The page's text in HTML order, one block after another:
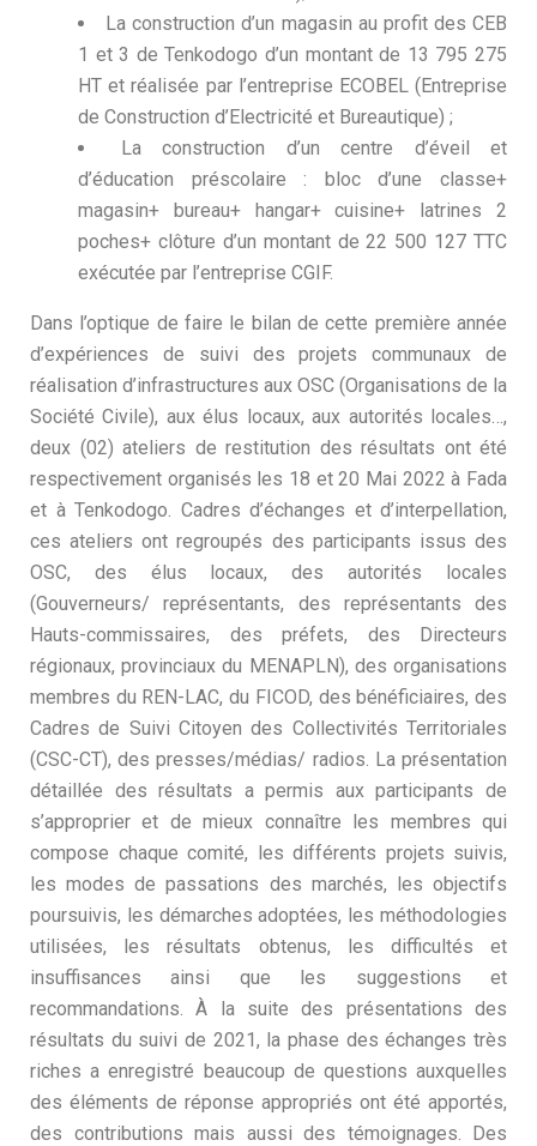
La construction d’un magasin au profit des CEB
1 et 3 de Tenkodogo d’un montant de 13 795 275
HT et réalisée par l’entreprise ECOBEL (Entreprise
de Construction d’Electricité et Bureautique) ;
La construction d’un centre d’éveil et
d’éducation préscolaire : bloc d’une classe+
magasin+ bureau+ hangar+ cuisine+ latrines 2
poches+ clôture d’un montant de 22 500 127 TTC
exécutée par l’entreprise CGIF.
Dans l’optique de faire le bilan de cette première année
d’expériences de suivi des projets communaux de
réalisation d’infrastructures aux OSC (Organisations de la
Société Civile), aux élus locaux, aux autorités locales…,
deux (02) ateliers de restitution des résultats ont été
respectivement organisés les 18 et 20 Mai 2022 à Fada
et à Tenkodogo. Cadres d’échanges et d’interpellation,
ces ateliers ont regroupés des participants issus des
OSC, des élus locaux, des autorités locales
(Gouverneurs/ représentants, des représentants des
Hauts-commissaires, des préfets, des Directeurs
régionaux, provinciaux du MENAPLN), des organisations
membres du REN-LAC, du FICOD, des bénéficiaires, des
Cadres de Suivi Citoyen des Collectivités Territoriales
(CSC-CT), des presses/médias/ radios. La présentation
détaillée des résultats a permis aux participants de
s’approprier et de mieux connaître les membres qui
compose chaque comité, les différents projets suivis,
les modes de passations des marchés, les objectifs
poursuivis, les démarches adoptées, les méthodologies
utilisées, les résultats obtenus, les difficultés et
insuffisances ainsi que les suggestions et
recommandations. À la suite des présentations des
résultats du suivi de 2021, la phase des échanges très
riches a enregistré beaucoup de questions auxquelles
des éléments de réponse appropriés ont été apportés,
des contributions mais aussi des témoignages. Des